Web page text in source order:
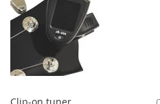
TE
VERGELIJKEN